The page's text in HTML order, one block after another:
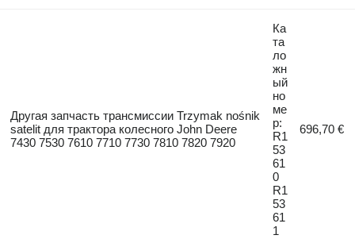
Другая запчасть трансмиссии Trzymak nośnik
satelit для трактора колесного John Deere
7430 7530 7610 7710 7730 7810 7820 7920
Ка
та
ло
жн
ый
но
ме
р:
R1
53
61
0
R1
53
61
1
696,70 €